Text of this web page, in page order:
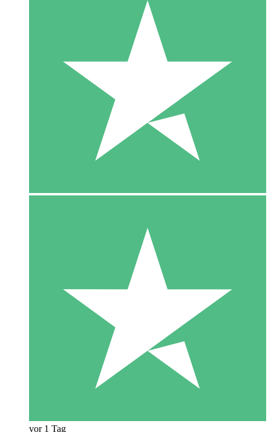
vor 1 Tag